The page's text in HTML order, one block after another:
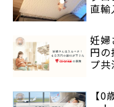
直輸
妊婦
円の
プ共
【